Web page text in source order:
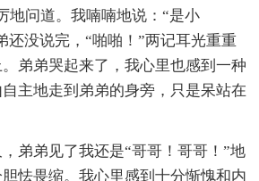
地问道。我喃喃地说：“是小
没说完，“啪啪！”两记耳光重重
弟弟哭起来了，我心里也感到一种
主地走到弟弟的身旁，只是呆站在
弟弟见了我还是“哥哥！哥哥！”地
怯畏缩。我心里感到十分惭愧和内